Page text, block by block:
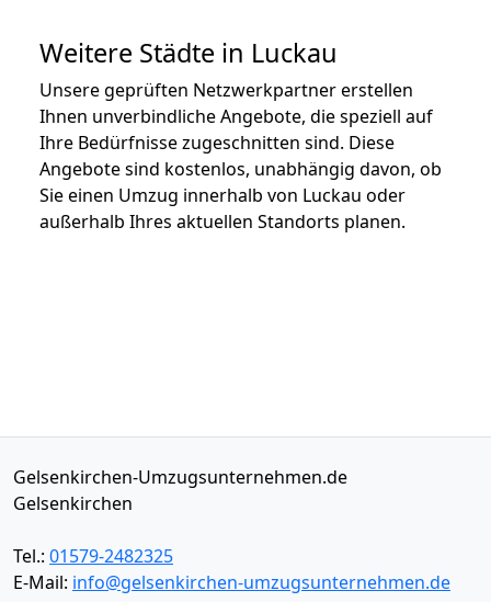
Weitere Städte in Luckau
Unsere geprüften Netzwerkpartner erstellen
Ihnen unverbindliche Angebote, die speziell auf
Ihre Bedürfnisse zugeschnitten sind. Diese
Angebote sind kostenlos, unabhängig davon, ob
Sie einen Umzug innerhalb von Luckau oder
außerhalb Ihres aktuellen Standorts planen.
Gelsenkirchen-Umzugsunternehmen.de
Gelsenkirchen
Tel.: 01579-2482325
E-Mail: info@gelsenkirchen-umzugsunternehmen.de